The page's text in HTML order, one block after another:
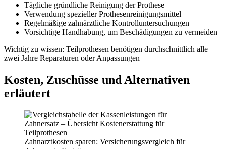
Tägliche gründliche Reinigung der Prothese
Verwendung spezieller Prothesenreinigungsmittel
Regelmäßige zahnärztliche Kontrolluntersuchungen
Vorsichtige Handhabung, um Beschädigungen zu vermeiden
Wichtig zu wissen: Teilprothesen benötigen durchschnittlich alle
zwei Jahre Reparaturen oder Anpassungen
Kosten, Zuschüsse und Alternativen
erläutert
Zahnarztkosten sparen: Versicherungsvergleich für